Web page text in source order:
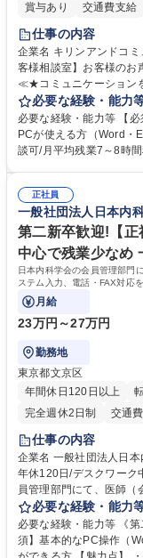
賞与あり
交通費支給
仕事の内容
企業名 キリンアンドコミュニケー
客様相談室】お客様のお声を
≪★コミュニケーション
お客様のお声をより良い
様相談室でのお仕事です。 日々お客様からいただくキリングループ
意見を、企業活動に活か
って対応、情報提供する
平均100件前後■メール・手紙：同上40
相談室】お客様のお声を
必要な経験・能力
必要な経験・能力等 【
PCが使える方（Word・
談可/月平均残業7～8時間程度 【入社後の研修】着任から1か
すのでご安心ください。
う会社として、お客様と
を込めてコミュニケーシ
す。 学歴・資格 学歴：大学院 大学 高専 短大 専修学校 高校 語学力： 資
格：
正社員
一般社団法人日本内
第二新卒歓迎!【正
中心で残業少なめ
日本内科学会の会員管理部門
ステム入力、電話・FAX対応
などにも幅広く携わっていた
月給
23万円～27万円
勤務地
東京都文京区
年間休日120日以上
完全週休2日制
交通
仕事の内容
企業名 一般社団法人日本内科学会 求人名 第二新卒
年休120日/デスクワーク中心で残業少な
員管理部門にて、医師（
テム入力、電話・FAX対
営事務局業務などにも幅広く携わ
入力業務】 ・医師（会
・年会費の徴収管理や入
必要な経験・能力
必要な経験・能力等 《
須】基本的なPC操作（